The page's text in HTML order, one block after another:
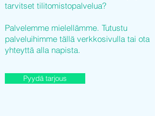
tarvitset tilitomistopalvelua?
Palvelemme mielellämme. Tutustu
palveluihimme tällä verkkosivulla tai ota
yhteyttä alla napista.
Pyydä tarjous